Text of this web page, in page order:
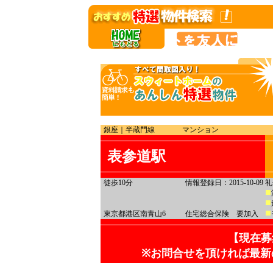
銀座｜半蔵門線 マンション
表参道駅
徒歩10分 情報登録日：2015-10-09
東京都港区南青山6
住宅総合保険 要加入
【現在
※お問合せを頂ければ最